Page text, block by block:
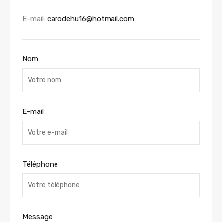
E-mail: carodehu16@hotmail.com
Nom
E-mail
Téléphone
Message